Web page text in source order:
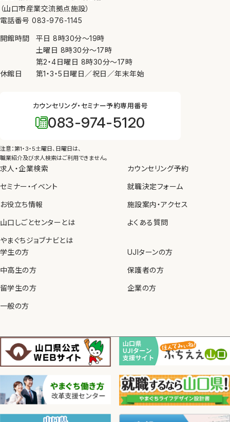
（山口市産業交流拠点施設）
電話番号 083-976-1145
開館時間 平日8時30分〜19時
土曜日 8時30分〜17時
第2・4日曜日 8時30分〜17時
休館日
第1・3・5日曜日／祝日／年末年始
カウンセリング・セミナー予約専用番号
083-974-5120
注意：第1・3・5土曜日、日曜日は、
職業紹介及び求人検索はご利用できません。
求人・企業検索
セミナー・イベント
お役立ち情報
山口しごとセンターとは
やまぐちジョブナビとは
カウンセリング予約
就職決定フォーム
施設案内・アクセス
よくある質問
学生の方
中高生の方
留学生の方
一般の方
UJIターンの方
保護者の方
企業の方